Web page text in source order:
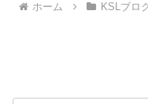
ホーム KSLブロ